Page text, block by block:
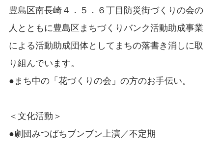
豊島区南長崎４．５．６丁目防災街づくりの会の
人とともに豊島区まちづくりバンク活動助成事業
による活動助成団体としてまちの落書き消しに取
り組んでいます。
●まち中の「花づくりの会」の方のお手伝い。
＜文化活動＞
●劇団みつばちブンブン上演／不定期